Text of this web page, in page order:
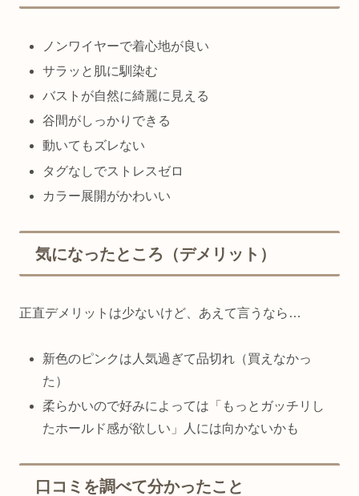
ノンワイヤーで着心地が良い
サラッと肌に馴染む
バストが自然に綺麗に見える
谷間がしっかりできる
動いてもズレない
タグなしでストレスゼロ
カラー展開がかわいい
気になったところ（デメリット）
正直デメリットは少ないけど、あえて言うなら…
新色のピンクは人気過ぎて品切れ（買えなかっ
た）
柔らかいので好みによっては「もっとガッチリし
たホールド感が欲しい」人には向かないかも
口コミを調べて分かったこと